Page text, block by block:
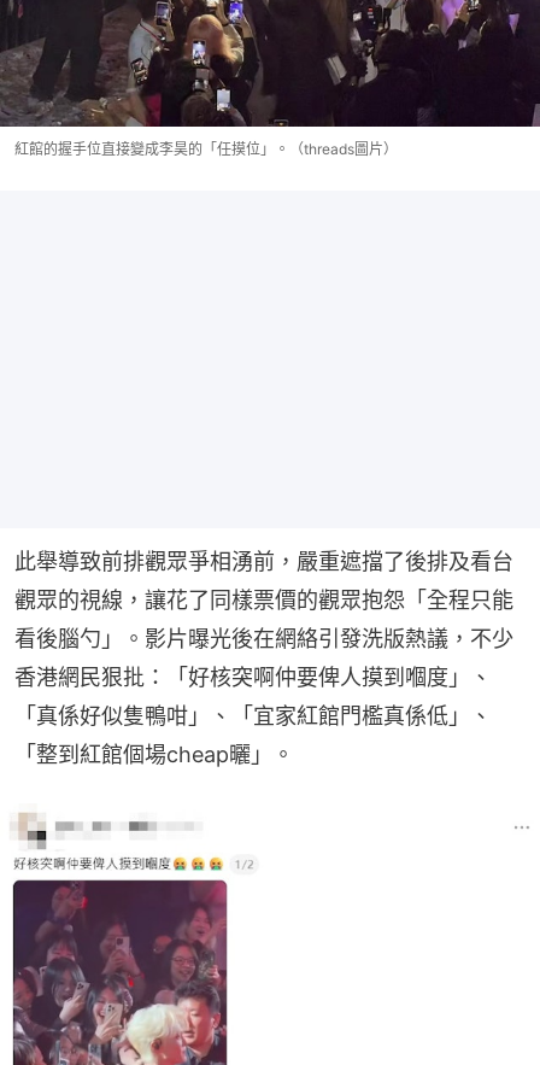
紅館的握手位直接變成李昊的「任摸位」。（threads圖片）
此舉導致前排觀眾爭相湧前，嚴重遮擋了後排及看台
觀眾的視線，讓花了同樣票價的觀眾抱怨「全程只能
看後腦勺」。影片曝光後在網絡引發洗版熱議，不少
香港網民狠批：「好核突啊仲要俾人摸到嗰度」、
「真係好似隻鴨咁」、「宜家紅館門檻真係低」、
「整到紅館個場cheap曬」。